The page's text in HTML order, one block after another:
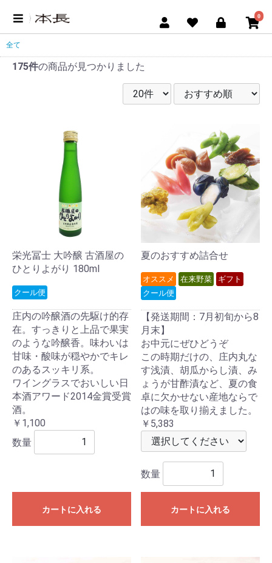
0
全て
175件の商品が見つかりました
栄光冨士 大吟醸 古酒屋の
ひとりよがり 180ml
クール便
庄内の吟醸酒の先駆け的存
在。すっきりと上品で果実
のような吟醸香。味わいは
甘味・酸味が穏やかでキレ
のあるスッキリ系。
ワイングラスでおいしい日
本酒アワード2014金賞受賞
酒。
￥1,100
数量
カートに入れる
夏のおすすめ詰合せ
オススメ 在来野菜
ギフト
クール便
【発送期間：7月初旬から8
月末】
お中元にぜひどうぞ
この時期だけの、庄内丸な
す浅漬、胡瓜からし漬、み
ょうが甘酢漬など、夏の食
卓に欠かせない産地ならで
はの味を取り揃えました。
￥5,383
数量
カートに入れる